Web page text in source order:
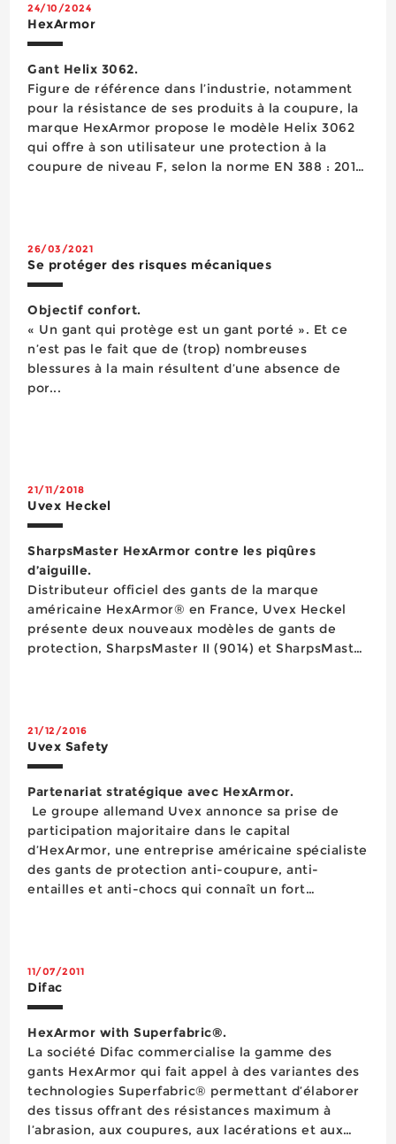
24/10/2024
HexArmor
Gant Helix 3062.
Figure de référence dans l’industrie, notamment
pour la résistance de ses produits à la coupure, la
marque HexArmor propose le modèle Helix 3062
qui offre à son utilisateur une protection à la
coupure de niveau F, selon la norme EN 388 : 2016
26/03/2021
Se protéger des risques mécaniques
Objectif confort.
« Un gant qui protège est un gant porté ». Et ce
n’est pas le fait que de (trop) nombreuses
blessures à la main résultent d’une absence de
por...
21/11/2018
Uvex Heckel
SharpsMaster HexArmor contre les piqûres
d’aiguille.
Distributeur officiel des gants de la marque
américaine HexArmor® en France, Uvex Heckel
présente deux nouveaux modèles de gants de
protection, SharpsMaster II (9014) et SharpsMaster
cou...
21/12/2016
Uvex Safety
Partenariat stratégique avec HexArmor.
​ Le groupe allemand Uvex annonce sa prise de
participation majoritaire dans le capital
d’HexArmor, une entreprise américaine spécialiste
des gants de protection anti-coupure, anti-
entailles et anti-chocs qui connaît un fort
EPI de...
11/07/2011
Difac
HexArmor with Superfabric®.
La société Difac commercialise la gamme des
gants HexArmor qui fait appel à des variantes des
technologies Superfabric® permettant d’élaborer
des tissus offrant des résistances maximum à
l’abrasion, aux coupures, aux lacérations et aux